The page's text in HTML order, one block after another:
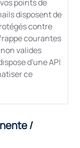
points de
disposent de
contre
courantes
valides
d'une API
ce
/